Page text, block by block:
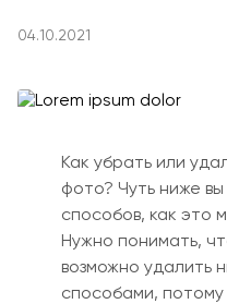
04.10.2021
Как убрать или
фото? Чуть ниже
способов, как это м
Нужно понимать,
возможно удалить
способами,